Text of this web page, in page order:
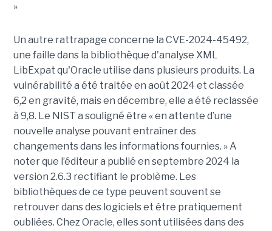
»
Un autre rattrapage concerne la CVE-2024-45492,
une faille dans la bibliothèque d'analyse XML
LibExpat qu'Oracle utilise dans plusieurs produits. La
vulnérabilité a été traitée en août 2024 et classée
6,2 en gravité, mais en décembre, elle a été reclassée
à 9,8. Le NIST a souligné être « en attente d’une
nouvelle analyse pouvant entraîner des
changements dans les informations fournies. » A
noter que l’éditeur a publié en septembre 2024 la
version 2.6.3 rectifiant le problème. Les
bibliothèques de ce type peuvent souvent se
retrouver dans des logiciels et être pratiquement
oubliées. Chez Oracle, elles sont utilisées dans des